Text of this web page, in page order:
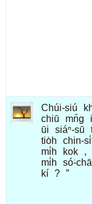
Chúi-siú
chiū
mn̄g i
ūi
siáⁿ-sū
tio̍h
chin-
mi̍h
kok ,
mi̍h
só͘-
kí ? ”